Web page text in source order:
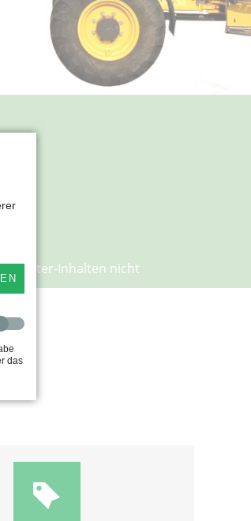
Inhalten nicht
das